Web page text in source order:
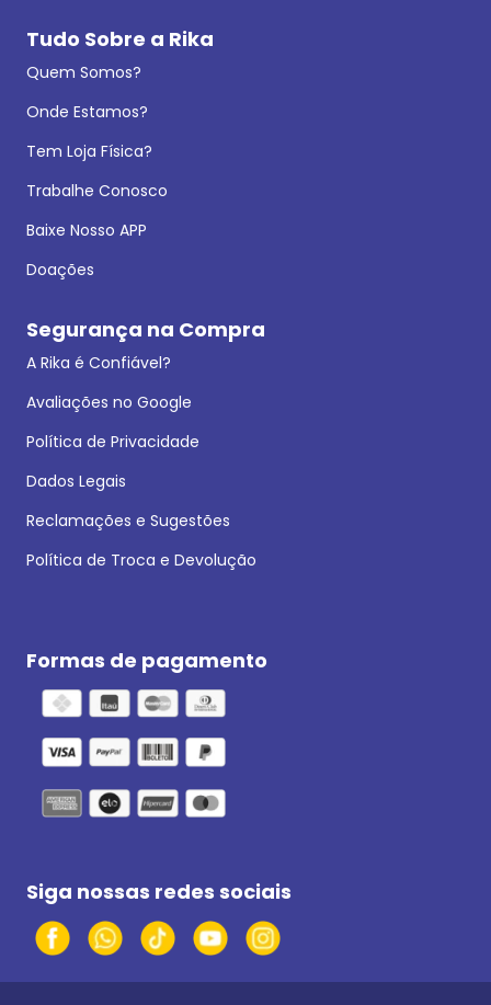
Tudo Sobre a Rika
Quem Somos?
Onde Estamos?
Tem Loja Física?
Trabalhe Conosco
Baixe Nosso APP
Doações
Segurança na Compra
A Rika é Confiável?
Avaliações no Google
Política de Privacidade
Dados Legais
Reclamações e Sugestões
Política de Troca e Devolução
Formas de pagamento
Siga nossas redes sociais